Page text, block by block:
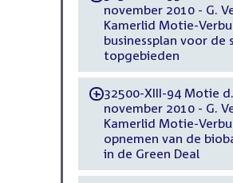
november 2010 - G.
Kamerlid Motie-
businessplan voor de
topgebieden
-32500-XIII-94 Motie
november 2010 - G.
Kamerlid Motie-
opnemen van de
in de Green Deal